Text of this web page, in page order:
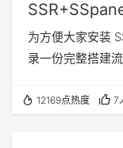
为方便大家安装
录一份完整搭建流
12169点热度 7